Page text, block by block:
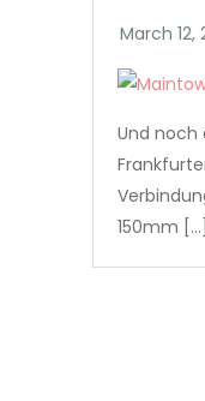
Und noch
150mm […]